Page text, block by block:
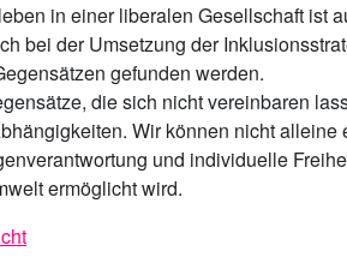
in einer liberalen Gesellschaft ist
bei der Umsetzung der
gefunden werden.
die sich nicht vereinbaren
Wir können nicht
und individuelle
ermöglicht wird.